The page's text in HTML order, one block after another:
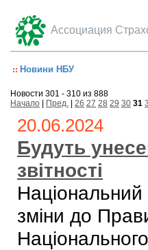
Ассоциация
Новини НБУ
Новости 301 - 310 из 888
Начало
Пред. 26 27 28 29 30 31
20.06.2024
Будуть
звітності
Національний
зміни до